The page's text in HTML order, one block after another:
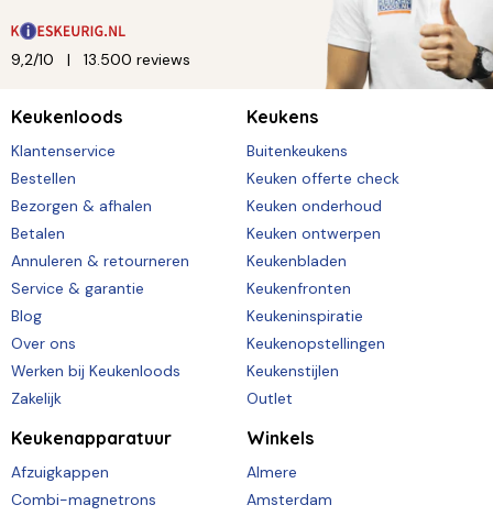
9,2/10 13.500 reviews
Keukenloods
Klantenservice
Bestellen
Bezorgen & afhalen
Betalen
Annuleren & retourneren
Service & garantie
Blog
Over ons
Werken bij Keukenloods
Zakelijk
Keukens
Buitenkeukens
Keuken offerte check
Keuken onderhoud
Keuken ontwerpen
Keukenbladen
Keukenfronten
Keukeninspiratie
Keukenopstellingen
Keukenstijlen
Outlet
Keukenapparatuur
Afzuigkappen
Combi-magnetrons
Winkels
Almere
Amsterdam